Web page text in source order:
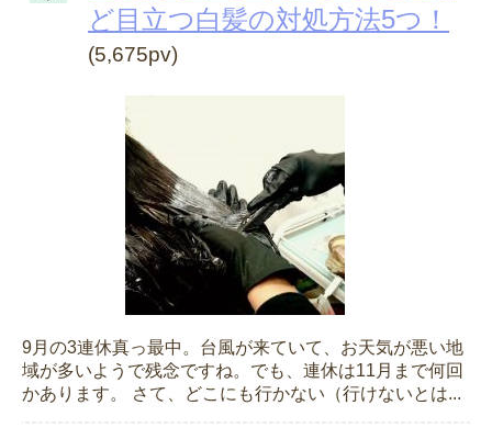
ど目立つ白髪の対処方法5つ！
(5,675pv)
9月の3連休真っ最中。台風が来ていて、お天気が悪い地
域が多いようで残念ですね。でも、連休は11月まで何回
かあります。 さて、どこにも行かない（行けないとは...